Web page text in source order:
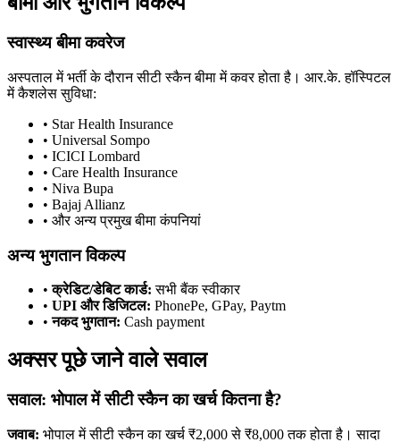
स्वास्थ्य बीमा कवरेज
अस्पताल में भर्ती के दौरान सीटी स्कैन बीमा में कवर होता है। आर.के. हॉस्पिटल
में कैशलेस सुविधा:
• Star Health Insurance
• Universal Sompo
• ICICI Lombard
• Care Health Insurance
• Niva Bupa
• Bajaj Allianz
• और अन्य प्रमुख बीमा कंपनियां
अन्य भुगतान विकल्प
•क्रेडिट/डेबिट कार्ड: सभी बैंक स्वीकार
• UPI और डिजिटल: PhonePe, GPay, Paytm
•नकद भुगतान: Cash payment
अक्सर पूछे जाने वाले सवाल
सवाल: भोपाल में सीटी स्कैन का खर्च कितना है?
जवाब: भोपाल में सीटी स्कैन का खर्च ₹2,000 से ₹8,000 तक होता है। सादा